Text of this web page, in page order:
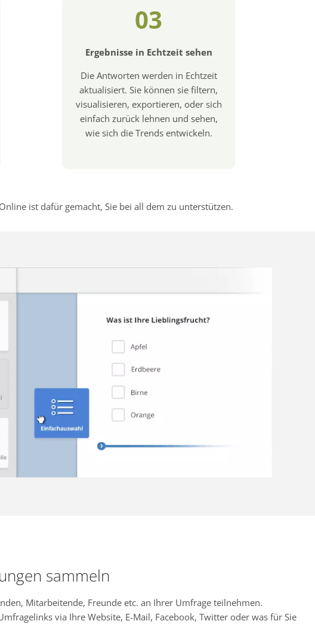
03
Ergebnisse in Echtzeit sehen
Die Antworten werden in Echtzeit
aktualisiert. Sie können sie filtern,
visualisieren, exportieren, oder sich
einfach zurück lehnen und sehen,
wie sich die Trends entwickeln.
ist dafür gemacht, Sie bei all dem zu unterstützen.
sammeln
Mitarbeitende, Freunde etc. an Ihrer Umfrage teilnehmen.
via Ihre Website, E-Mail, Facebook, Twitter oder was für Sie